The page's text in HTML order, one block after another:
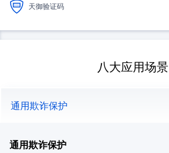
天御验证码
八大应用场景
通用欺诈保护
通用欺诈保护